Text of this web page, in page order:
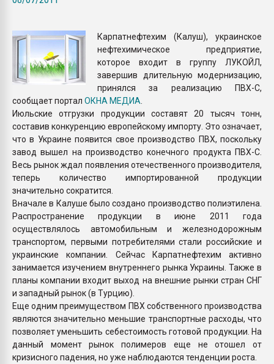
ПЕРЕЙТИ НА
Карпатнефтехим (Калуш), украинское
нефтехимическое предприятие,
которое входит в группу ЛУКОЙЛ,
завершив длительную модернизацию,
принялся за реализацию ПВХ-С,
сообщает портал ОКНА МЕДИА
Июльские отгрузки продукции составят 20 тысяч тонн,
составив конкуренцию европейскому импорту. Это означает,
что в Украине появится свое производство ПВХ, поскольку
завод вышел на производство конечного продукта ПВХ-С.
Весь рынок ждал появления отечественного производителя,
теперь количество импортированной продукции
значительно сократится.
Вначале в Калуше было создано производство полиэтилена.
Распространение продукции в июне 2011 года
осуществлялось автомобильным и железнодорожным
транспортом, первыми потребителями стали российские и
украинские компании. Сейчас Карпатнефтехим активно
занимается изучением внутреннего рынка Украины. Также в
планы компании входит выход на внешние рынки стран СНГ
и западный рынок (в Турцию).
Еще одним преимуществом ПВХ собственного производства
являются значительно меньшие транспортные расходы, что
позволяет уменьшить себестоимость готовой продукции. На
данный момент рынок полимеров еще не отошел от
кризисного падения, но уже наблюдаются тенденции роста.